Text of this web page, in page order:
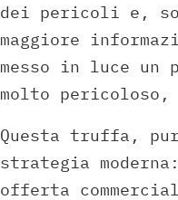
dei pericoli e,
maggiore
messo in luce un
molto pericoloso,
Questa truffa,
strategia
offerta